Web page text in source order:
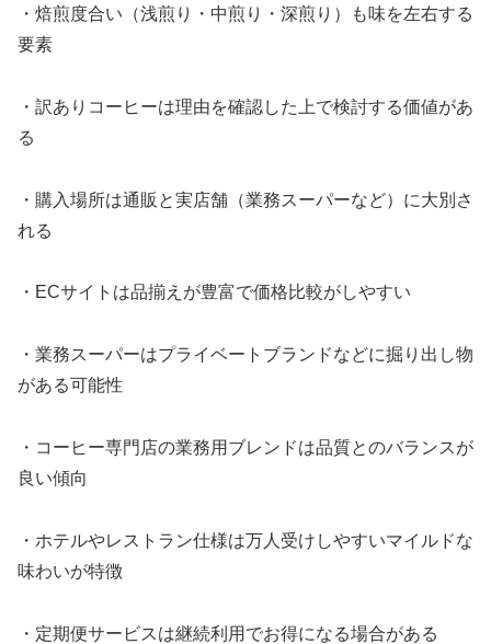
・焙煎度合い（浅煎り・中煎り・深煎り）も味を左右する
要素
・訳ありコーヒーは理由を確認した上で検討する価値があ
る
・購入場所は通販と実店舗（業務スーパーなど）に大別さ
れる
・ECサイトは品揃えが豊富で価格比較がしやすい
・業務スーパーはプライベートブランドなどに掘り出し物
がある可能性
・コーヒー専門店の業務用ブレンドは品質とのバランスが
良い傾向
・ホテルやレストラン仕様は万人受けしやすいマイルドな
味わいが特徴
・定期便サービスは継続利用でお得になる場合がある